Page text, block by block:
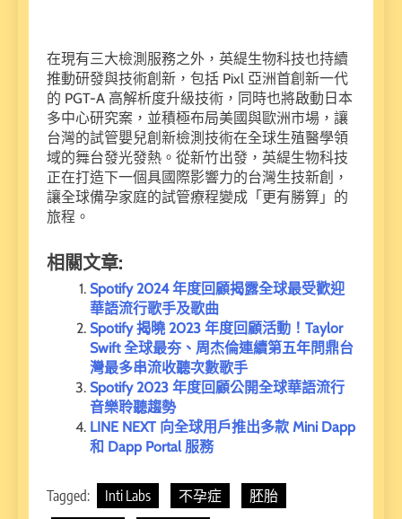
在現有三大檢測服務之外，英緹生物科技也持續
推動研發與技術創新，包括 Pixl 亞洲首創新一代
的 PGT-A 高解析度升級技術，同時也將啟動日本
多中心研究案，並積極布局美國與歐洲市場，讓
台灣的試管嬰兒創新檢測技術在全球生殖醫學領
域的舞台發光發熱。從新竹出發，英緹生物科技
正在打造下一個具國際影響力的台灣生技新創，
讓全球備孕家庭的試管療程變成「更有勝算」的
旅程。
相關文章:
Spotify 2024 年度回顧揭露全球最受歡迎
華語流行歌手及歌曲
Spotify 揭曉 2023 年度回顧活動！Taylor
Swift 全球最夯、周杰倫連續第五年問鼎台
灣最多串流收聽次數歌手
Spotify 2023 年度回顧公開全球華語流行
音樂聆聽趨勢
LINE NEXT 向全球用戶推出多款 Mini Dapp
和 Dapp Portal 服務
Tagged: Inti Labs 不孕症
胚胎